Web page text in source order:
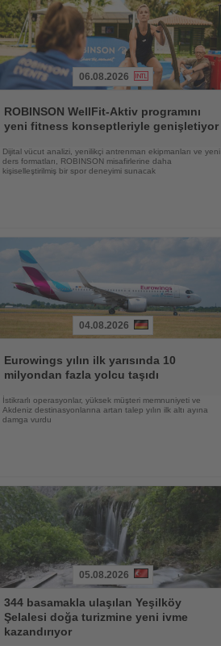
Oku
06.08.2026
ROBINSON WellFit-Aktiv programını
yeni fitness konseptleriyle genişletiyor
Dijital vücut analizi, yenilikçi antrenman ekipmanları ve yeni
ders formatları, ROBINSON misafirlerine daha
kişiselleştirilmiş bir spor deneyimi sunacak
Oku
04.08.2026
Eurowings yılın ilk yarısında 10
milyondan fazla yolcu taşıdı
İstikrarlı operasyonlar, yüksek müşteri memnuniyeti ve
Akdeniz destinasyonlarına artan talep yılın ilk altı ayına
damga vurdu
Oku
05.08.2026
344 basamakla ulaşılan Yeşilköy
Şelalesi doğa turizmine yeni ivme
kazandırıyor